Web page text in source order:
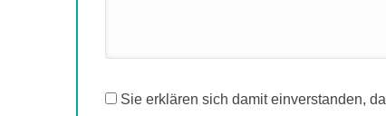
Sie erklären sich damit einverstanden,